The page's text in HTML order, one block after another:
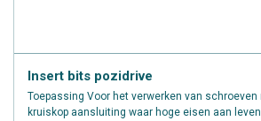
Insert bits pozidrive
Toepassing Voor het verwerken van
kruiskop aansluiting waar hoge eisen aan